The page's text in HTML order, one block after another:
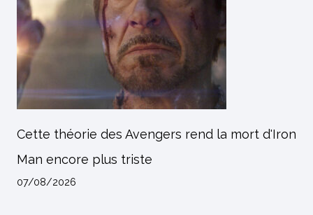
Cette théorie des Avengers rend la mort d'Iron
Man encore plus triste
07/08/2026